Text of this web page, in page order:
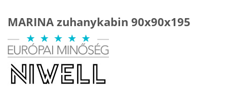
MARINA zuhanykabin 90x90x195